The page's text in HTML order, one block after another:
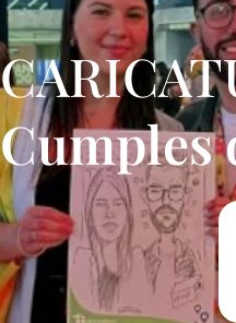
Cumples